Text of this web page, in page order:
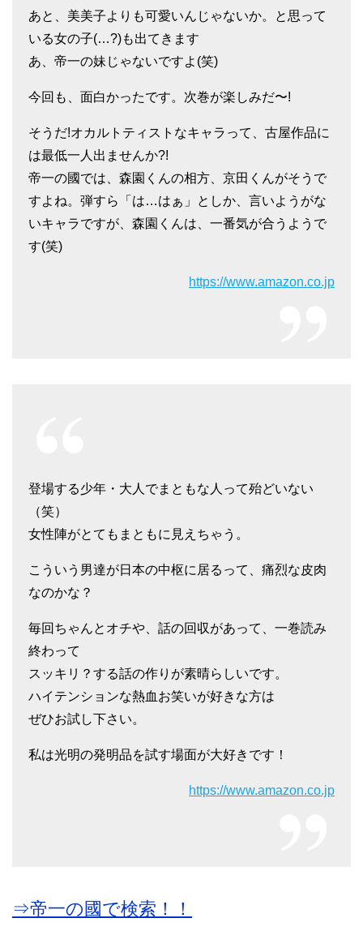
あと、美美子よりも可愛いんじゃないか。と思って
いる女の子(…?)も出てきます
あ、帝一の妹じゃないですよ(笑)
今回も、面白かったです。次巻が楽しみだ〜!
そうだ!オカルトティストなキャラって、古屋作品に
は最低一人出ませんか?!
帝一の國では、森園くんの相方、京田くんがそうで
すよね。弾すら「は…はぁ」としか、言いようがな
いキャラですが、森園くんは、一番気が合うようで
す(笑)
https://www.amazon.co.jp
登場する少年・大人でまともな人って殆どいない
（笑）
女性陣がとてもまともに見えちゃう。
こういう男達が日本の中枢に居るって、痛烈な皮肉
なのかな？
毎回ちゃんとオチや、話の回収があって、一巻読み
終わって
スッキリ？する話の作りが素晴らしいです。
ハイテンションな熱血お笑いが好きな方は
ぜひお試し下さい。
私は光明の発明品を試す場面が大好きです！
https://www.amazon.co.jp
⇒帝一の國で検索！！